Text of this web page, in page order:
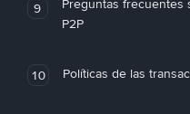
9
Preguntas frecuentes
P2P
10 Políticas de las